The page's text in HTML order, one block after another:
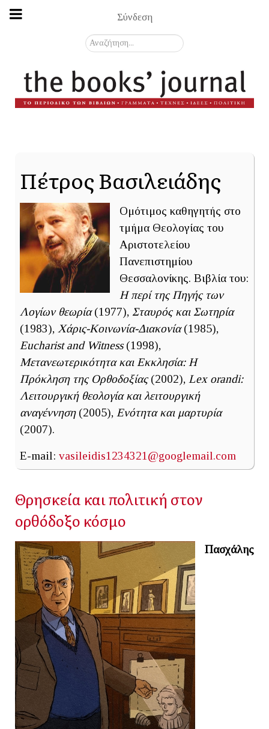
Σύνδεση
Αναζήτηση...
Πέτρος Βασιλειάδης
Ομότιμος καθηγητής στο
τμήμα Θεολογίας του
Αριστοτελείου
Πανεπιστημίου
Θεσσαλονίκης. Βιβλία του:
Η περί της Πηγής των
Λογίων θεωρία(1977), Σταυρός και Σωτηρία
(1983), Χάρις-Κοινωνία-Διακονία(1985),
Eucharist and Witness(1998),
Μετανεωτερικότητα και Εκκλησία: Η
Πρόκληση της Ορθοδοξίας(2002), Lex orandi:
Λειτουργική θεολογία και λειτουργική
αναγέννηση(2005), Ενότητα και μαρτυρία
(2007).
E-mail: vasileidis1234321@googlemail.com
Θρησκεία και πολιτική στον
ορθόδοξο κόσμο
Πασχάλης